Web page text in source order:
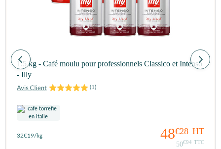
1.5 kg - Café moulu pour professionnels Classico et Intenso
- Illy
(1 )
48€28 HT
50€94 TTC
32€19/kg